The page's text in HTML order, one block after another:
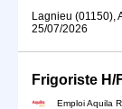
Lagnieu (01150),
25/07/2026
Frigoriste H/
Emploi Aquila